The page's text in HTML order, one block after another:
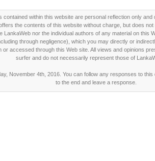
contained within this website are personal reflection only
the contents of this website without charge, but does
LankaWeb nor the individual authors of any material on this
through negligence), which you may directly or
or accessed through this Web site. All views and opinions
surfer and do not necessarily represent those of
November 4th, 2016. You can follow any responses to this
to the end and leave a response.